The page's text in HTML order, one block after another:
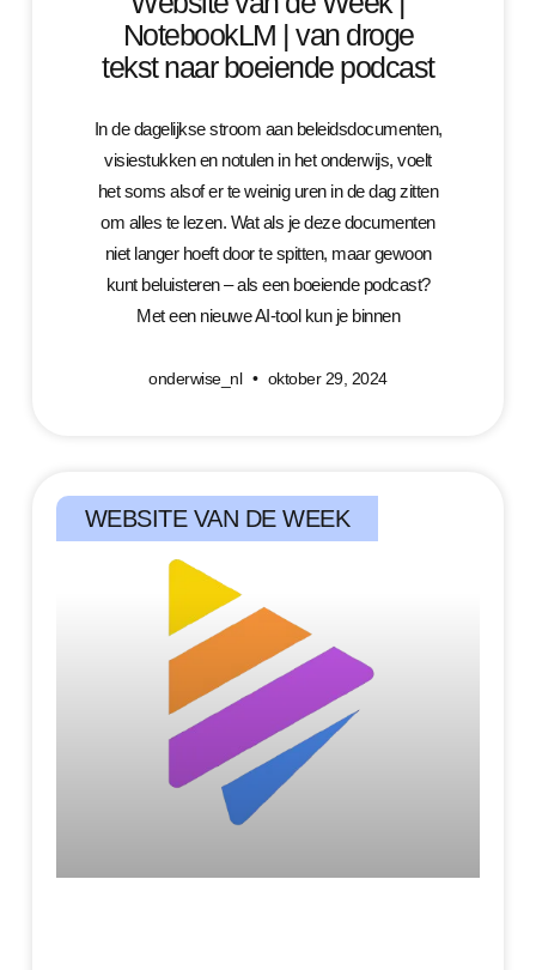
NotebookLM | van droge
tekst naar boeiende podcast
In de dagelijkse stroom aan beleidsdocumenten,
visiestukken en notulen in het onderwijs, voelt
het soms alsof er te weinig uren in de dag zitten
om alles te lezen. Wat als je deze documenten
niet langer hoeft door te spitten, maar gewoon
kunt beluisteren – als een boeiende podcast?
Met een nieuwe AI-tool kun je binnen
onderwise_nl oktober 29, 2024
WEBSITE VAN DE WEEK